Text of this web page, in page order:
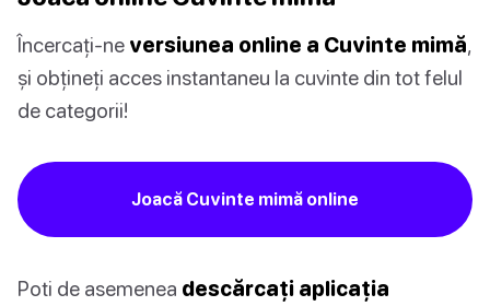
Încercați-ne versiunea online a Cuvinte mimă,
și obțineți acces instantaneu la cuvinte din tot felul
de categorii!
Joacă Cuvinte mimă online
Poti de asemenea descărcați aplicația